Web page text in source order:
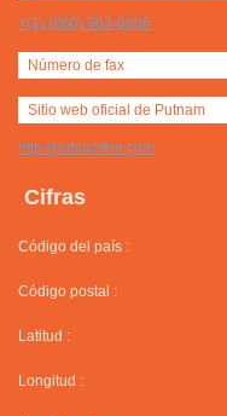
+(1) (860) 963-6806
Número de fax
Sitio web oficial de Putnam
http://putnamfire.com
Cifras
Código del país :
Código postal :
Latitud :
Longitud :